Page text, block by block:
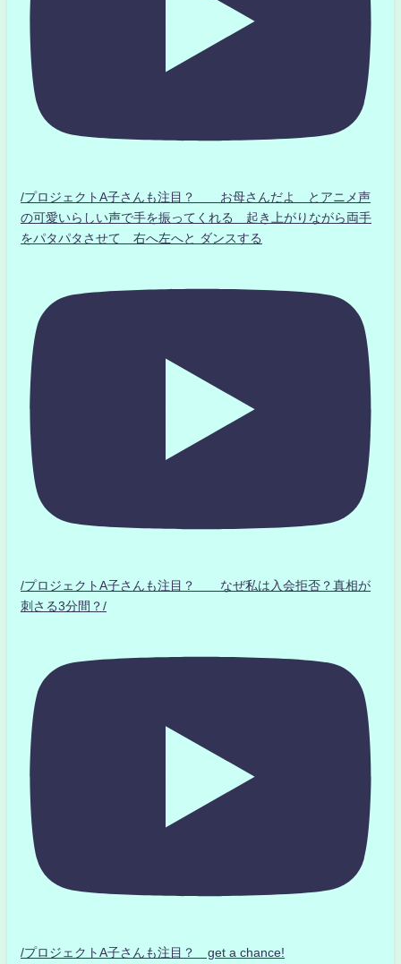
/プロジェクトA子さんも注目？ お母さんだよ とアニメ声
の可愛いらしい声で手を振ってくれる 起き上がりながら両手
をパタパタさせて 右へ左へと ダンスする
/プロジェクトA子さんも注目？ なぜ私は入会拒否？真相が
刺さる3分間？/
/プロジェクトA子さんも注目？ get a chance!